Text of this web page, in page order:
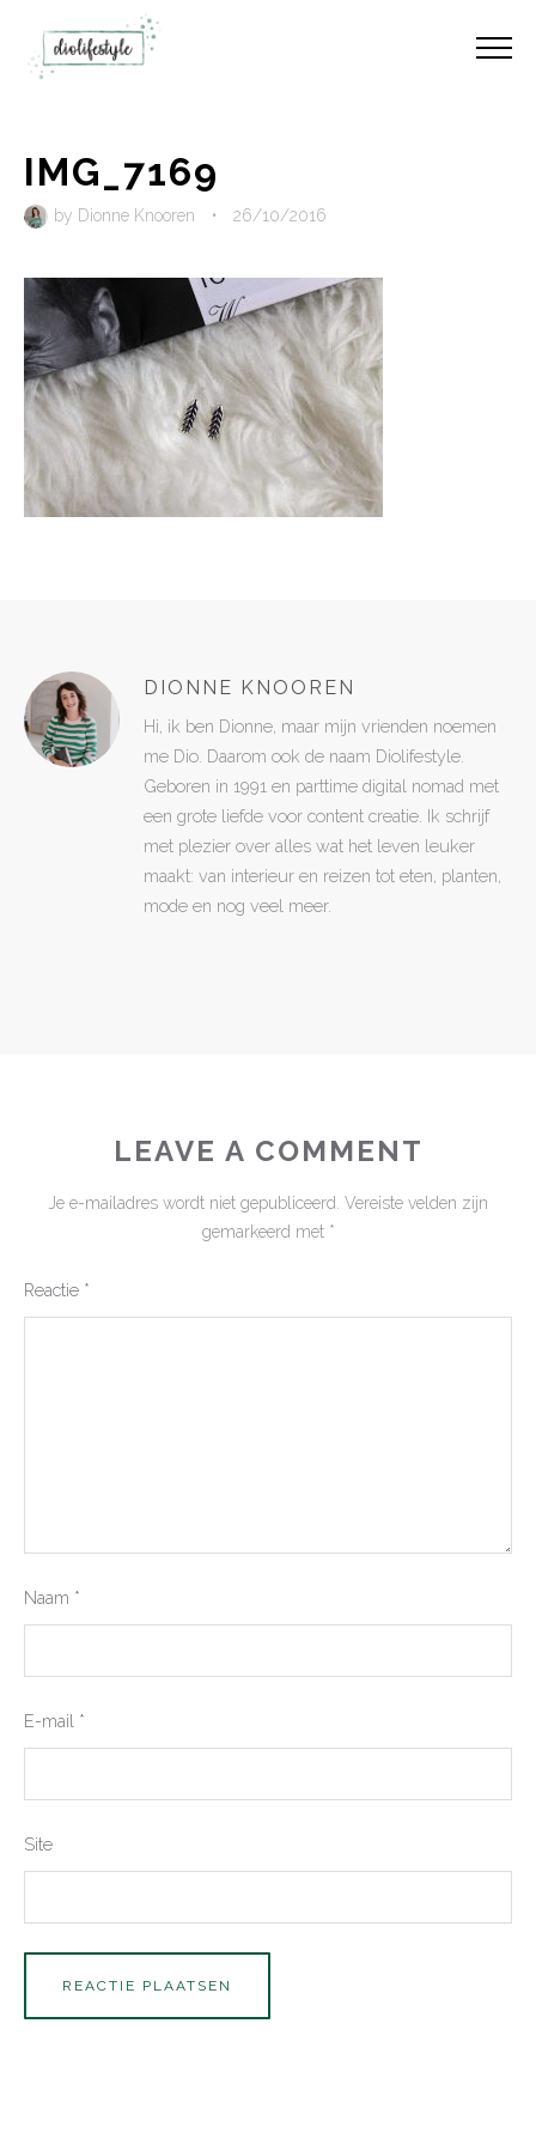
IMG_7169
by Dionne Knooren • 26/10/2016
DIONNE KNOOREN
Hi, ik ben Dionne, maar mijn vrienden noemen
me Dio. Daarom ook de naam Diolifestyle.
Geboren in 1991 en parttime digital nomad met
een grote liefde voor content creatie. Ik schrijf
met plezier over alles wat het leven leuker
maakt: van interieur en reizen tot eten, planten,
mode en nog veel meer.
LEAVE A COMMENT
Je e-mailadres wordt niet gepubliceerd. Vereiste velden zijn
gemarkeerd met *
Reactie *
Naam *
E-mail *
Site